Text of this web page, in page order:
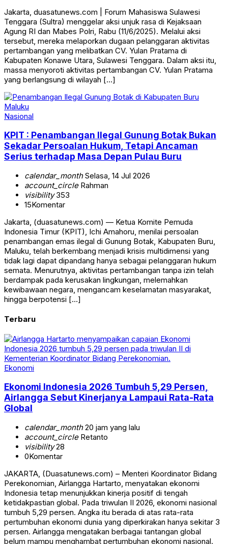
Jakarta, duasatunews.com | Forum Mahasiswa Sulawesi
Tenggara (Sultra) menggelar aksi unjuk rasa di Kejaksaan
Agung RI dan Mabes Polri, Rabu (11/6/2025). Melalui aksi
tersebut, mereka melaporkan dugaan pelanggaran aktivitas
pertambangan yang melibatkan CV. Yulan Pratama di
Kabupaten Konawe Utara, Sulawesi Tenggara. Dalam aksi itu,
massa menyoroti aktivitas pertambangan CV. Yulan Pratama
yang berlangsung di wilayah […]
Nasional
KPIT : Penambangan Ilegal Gunung Botak Bukan
Sekadar Persoalan Hukum, Tetapi Ancaman
Serius terhadap Masa Depan Pulau Buru
calendar_monthSelasa, 14 Jul 2026
account_circleRahman
visibility353
15Komentar
Jakarta, (duasatunews.com) — Ketua Komite Pemuda
Indonesia Timur (KPIT), Ichi Amahoru, menilai persoalan
penambangan emas ilegal di Gunung Botak, Kabupaten Buru,
Maluku, telah berkembang menjadi krisis multidimensi yang
tidak lagi dapat dipandang hanya sebagai pelanggaran hukum
semata. Menurutnya, aktivitas pertambangan tanpa izin telah
berdampak pada kerusakan lingkungan, melemahkan
kewibawaan negara, mengancam keselamatan masyarakat,
hingga berpotensi […]
Terbaru
Ekonomi
Ekonomi Indonesia 2026 Tumbuh 5,29 Persen,
Airlangga Sebut Kinerjanya Lampaui Rata-Rata
Global
calendar_month20 jam yang lalu
account_circleRetanto
visibility28
0Komentar
JAKARTA, (Duasatunews.com) – Menteri Koordinator Bidang
Perekonomian, Airlangga Hartarto, menyatakan ekonomi
Indonesia tetap menunjukkan kinerja positif di tengah
ketidakpastian global. Pada triwulan II 2026, ekonomi nasional
tumbuh 5,29 persen. Angka itu berada di atas rata-rata
pertumbuhan ekonomi dunia yang diperkirakan hanya sekitar 3
persen. Airlangga mengatakan berbagai tantangan global
belum mampu menghambat pertumbuhan ekonomi nasional.